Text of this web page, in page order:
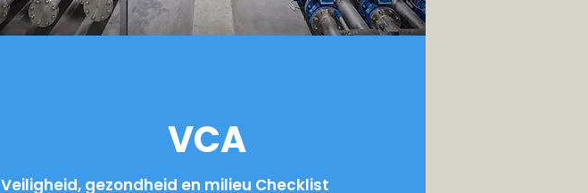
VCA
Veiligheid, gezondheid en milieu Checklist